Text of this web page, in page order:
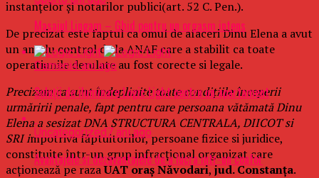
instanțelor și notarilor publici(art. 52 C. Pen.).
De precizat este faptul ca omul de afaceri Dinu Elena a avut
un amplu control de la ANAF care a stabilit ca toate
operatiunile derulate au fost corecte si legale.
Precizam ca sunt îndeplinite toate condițiile începerii
urmăririi penale, fapt pentru care persoana vătămată Dinu
Elena a sesizat DNA STRUCTURA CENTRALA, DIICOT si
SRI impotriva făptuitorilor, persoane fizice si juridice,
constituite într-un grup infracțional organizat care
acționează pe razaUAT oraș Năvodari,jud. Constanța.
Masajul Lingam – Ghid pentru un orgasm intens
Oameni4 ani ago
Soluții de iluminare Logic Light pentru un apartament
Uncategorized7 ani ago
Avantajele si dezavantajele de a lucra intr-un coafor